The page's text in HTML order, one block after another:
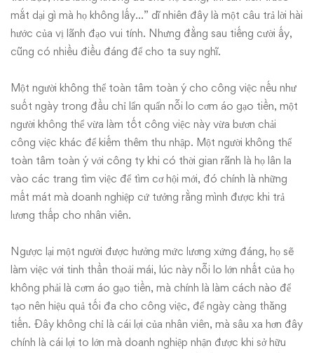
mắt dại gì mà họ không lấy…” dĩ nhiên đây là một câu trả lời hài
hước của vị lãnh đạo vui tính. Nhưng đằng sau tiếng cười ấy,
cũng có nhiều điều đáng để cho ta suy nghĩ.
Một người không thể toàn tâm toàn ý cho công việc nếu như
suốt ngày trong đầu chỉ lẩn quẩn nỗi lo cơm áo gạo tiền, một
người không thể vừa làm tốt công việc này vừa bươn chải
công việc khác để kiếm thêm thu nhập. Một người không thể
toàn tâm toàn ý với công ty khi có thời gian rãnh là họ lân la
vào các trang tìm việc để tìm cơ hội mới, đó chính là những
mất mát mà doanh nghiệp cứ tưởng rằng mình được khi trả
lương thấp cho nhân viên.
Ngược lại một người được hưởng mức lương xứng đáng, họ sẽ
làm việc với tinh thần thoải mái, lúc này nỗi lo lớn nhất của họ
không phải là cơm áo gạo tiền, mà chính là làm cách nào để
tạo nên hiệu quả tối đa cho công việc, để ngày càng thăng
tiến. Đây không chỉ là cái lợi của nhân viên, mà sâu xa hơn đây
chính là cái lợi to lớn mà doanh nghiệp nhận được khi sở hữu